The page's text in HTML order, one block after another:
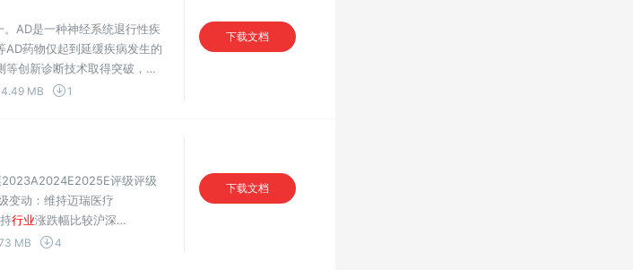
AD是一种神经系统退行性疾
药物仅起到延缓疾病发生的
创新诊断技术取得突破，以
了丰富的AD早筛机会。基
4.49 MB 1
下载文档
2023A2024E2025E评级评级
变动：维持迈瑞医疗
行业涨跌幅比较沪深
持医疗器械联影医疗
MB 4
下载文档